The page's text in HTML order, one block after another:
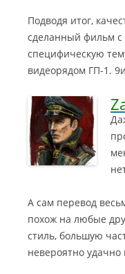
Подводя итог,
сделанный фильм
специфическую
видеорядом ГП-1.
А сам перевод
похож на любые
стиль, большую
невероятно